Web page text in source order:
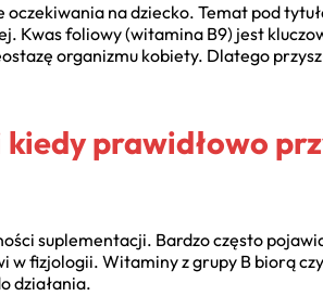
na dziecko. Temat pod
Kwas foliowy (witamina B9) jest
organizmu kobiety. Dlatego
kiedy prawidłowo
suplementacji. Bardzo często
fizjologii. Witaminy z grupy B biorą
działania.